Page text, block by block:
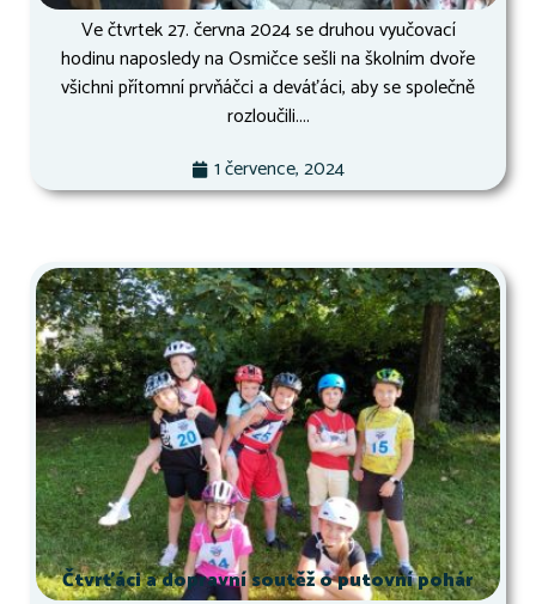
Ve čtvrtek 27. června 2024 se druhou vyučovací
hodinu naposledy na Osmičce sešli na školním dvoře
všichni přítomní prvňáčci a deváťáci, aby se společně
rozloučili....
1 července, 2024
Čtvrťáci a dopravní soutěž o putovní pohár